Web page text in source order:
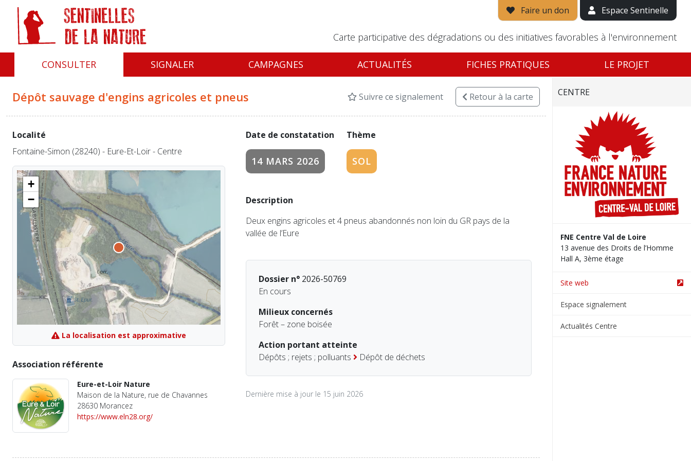
Faire un don Espace Sentinelle
Carte participative des dégradations ou des initiatives favorables à l'environnement
CONSULTER SIGNALER CAMPAGNES ACTUALITÉS FICHES PRATIQUES LE PROJET
Dépôt sauvage d'engins agricoles et pneus Suivre ce signalement Retourà la carte
Date de constatation
14 MARS 2026
Thème
SOL
Description
Deux engins agricoles et 4 pneus abandonnés non loin du GR pays de la
vallée de l’Eure
Dossier n°2026-50769
En cours
Milieux concernés
Forêt – zone boisée
Action portant atteinte
Dépôts ; rejets ; polluants
Dépôt de déchets
Dernière mise à jour le 15 juin 2026
Localité
Fontaine-Simon (28240) - Eure-Et-Loir - Centre
+
−
La localisation est approximative
Association référente
Eure-et-Loir Nature
Maison de la Nature, rue de Chavannes
28630 Morancez
https://www.eln28.org/
CENTRE
FNE Centre Val de Loire
13 avenue des Droits de l’Homme
Hall A, 3ème étage
Site web
Espace signalement
Actualités Centre
Panneau de gestion des cookies